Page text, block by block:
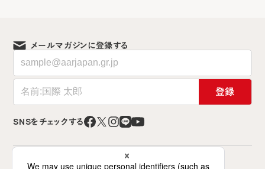
メールマガジンに登録する
登録
SNSをチェックする